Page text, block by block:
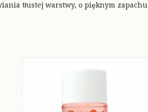
tłustej warstwy, o pięknym zapachu